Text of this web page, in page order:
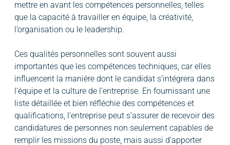
mettre en avant les compétences personnelles, telles
que la capacité à travailler en équipe, la créativité,
l’organisation ou le leadership.
Ces qualités personnelles sont souvent aussi
importantes que les compétences techniques, car elles
influencent la manière dont le candidat s’intégrera dans
l’équipe et la culture de l’entreprise. En fournissant une
liste détaillée et bien réfléchie des compétences et
qualifications, l’entreprise peut s’assurer de recevoir des
candidatures de personnes non seulement capables de
remplir les missions du poste, mais aussi d’apporter